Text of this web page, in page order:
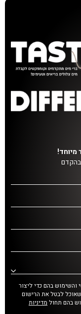
מיוחד!
בהקדם
בהם כדי ליצור
לבטל את הרישום
בהם תחול מדיניות